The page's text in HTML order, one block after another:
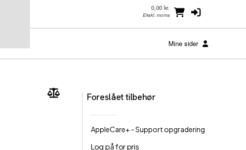
0,00 kr.
Ekskl. moms
Mine sider
Foreslået tilbehør
AppleCare+ - Support opgradering
Log på for pris